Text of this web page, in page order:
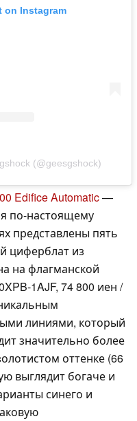
on Instagram
(@geesgshock)
Edifice Automatic—
по-настоящему
представлены пять
циферблат из
на флагманской
1AJF, 74 800 иен /
линиями, который
значительно более
оттенке (66
выглядит богаче и
синего и